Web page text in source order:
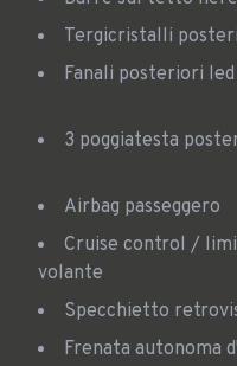
Tergicristalli
Fanali posteriori led
3 poggiatesta
Airbag passeggero
Cruise control / limitatore di velocità - comandi al
volante
Specchietto
Frenata autonoma